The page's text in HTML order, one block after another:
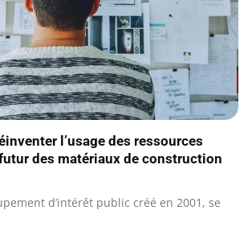
l’usage des ressources
des matériaux de construction
d’intérêt public créé en 2001, se